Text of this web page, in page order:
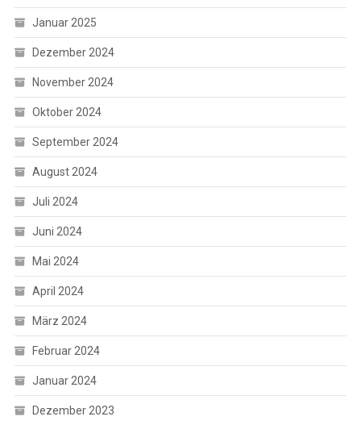
Januar 2025
Dezember 2024
November 2024
Oktober 2024
September 2024
August 2024
Juli 2024
Juni 2024
Mai 2024
April 2024
März 2024
Februar 2024
Januar 2024
Dezember 2023